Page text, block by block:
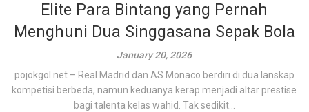
Elite Para Bintang yang Pernah
Menghuni Dua Singgasana Sepak Bola
January 20, 2026
pojokgol.net – Real Madrid dan AS Monaco berdiri di dua lanskap
kompetisi berbeda, namun keduanya kerap menjadi altar prestise
bagi talenta kelas wahid. Tak sedikit...